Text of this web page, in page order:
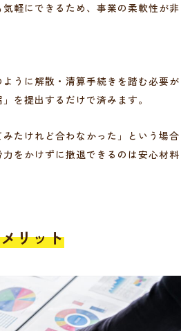
軽にできるため、事業の柔軟性が非
うに解散・清算手続きを踏む必要が
を提出するだけで済みます。
たけれど合わなかった」という場合
をかけずに撤退できるのは安心材料
リット